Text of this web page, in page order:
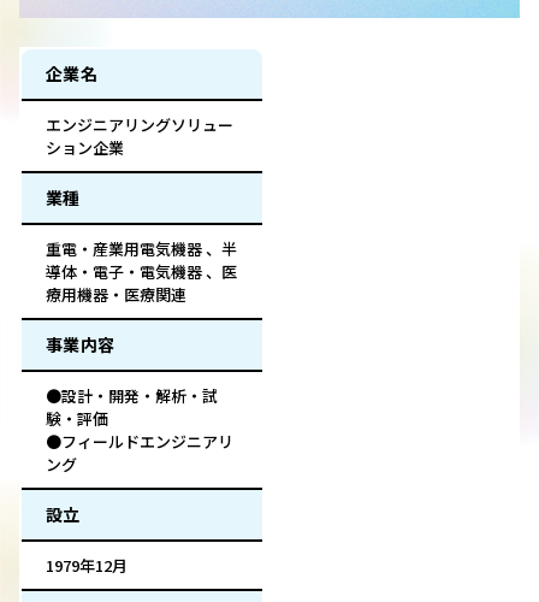
企業名
エンジニアリングソリュー
ション企業
業種
重電・産業用電気機器 、半
導体・電子・電気機器 、医
療用機器・医療関連
事業内容
●設計・開発・解析・試
験・評価
●フィールドエンジニアリ
ング
設立
1979年12月